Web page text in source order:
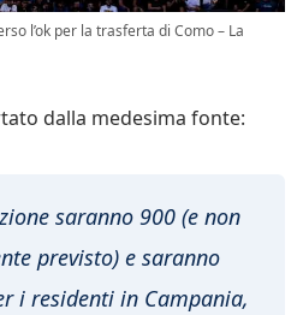
l’ok per la trasferta di Como – La
dalla medesima fonte:
saranno 900 (e non
previsto) e saranno
i residenti in Campania,